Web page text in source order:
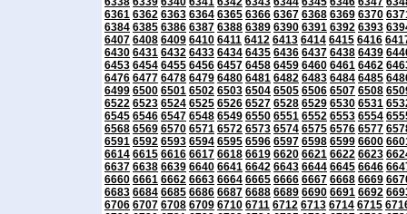
6361 6362 6363 6364 6365 6366 6367 6368 6369 6370
6384 6385 6386 6387 6388 6389 6390 6391 6392 6393
6407 6408 6409 6410 6411 6412 6413 6414 6415 6416
6430 6431 6432 6433 6434 6435 6436 6437 6438 6439
6453 6454 6455 6456 6457 6458 6459 6460 6461 6462
6476 6477 6478 6479 6480 6481 6482 6483 6484 6485
6499 6500 6501 6502 6503 6504 6505 6506 6507 6508
6522 6523 6524 6525 6526 6527 6528 6529 6530 6531
6545 6546 6547 6548 6549 6550 6551 6552 6553 6554
6568 6569 6570 6571 6572 6573 6574 6575 6576 6577
6591 6592 6593 6594 6595 6596 6597 6598 6599 6600
6614 6615 6616 6617 6618 6619 6620 6621 6622 6623
6637 6638 6639 6640 6641 6642 6643 6644 6645 6646
6660 6661 6662 6663 6664 6665 6666 6667 6668 6669
6683 6684 6685 6686 6687 6688 6689 6690 6691 6692
6706 6707 6708 6709 6710 6711 6712 6713 6714 6715